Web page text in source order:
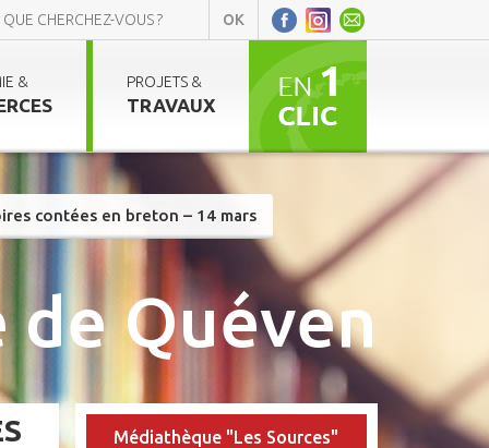
& PROJETS &
TRAVAUX
contées en breton – 14 mars
Quéven
Médiathèque "Les Sources"